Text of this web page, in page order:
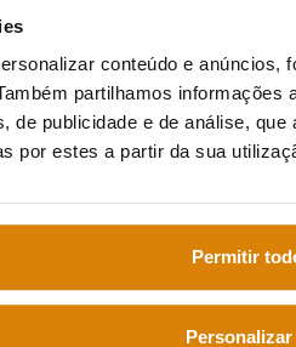
conteúdo e anúncios,
partilhamos
de publicidade e de análise,
por estes a partir da sua
Permitir
Personalizar